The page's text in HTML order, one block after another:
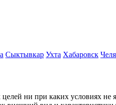
Сыктывкар Ухта Хабаровск
ни при каких условиях